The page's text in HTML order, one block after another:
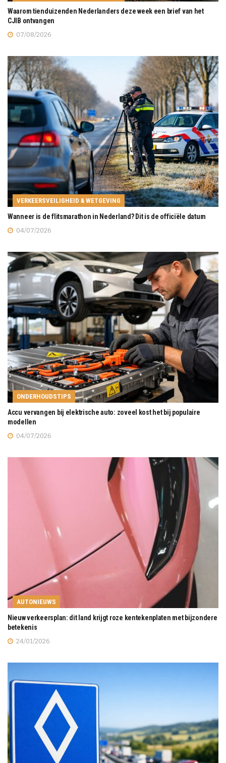
Waarom tienduizenden Nederlanders deze week een brief van het
CJIB ontvangen
07/08/2026
VERKEERSVEILIGHEID & WETGEVING
Wanneer is de flitsmarathon in Nederland? Dit is de officiële datum
04/07/2026
ONDERHOUDSTIPS
Accu vervangen bij elektrische auto: zoveel kost het bij populaire
modellen
04/07/2026
AUTONIEUWS
Nieuw verkeersplan: dit land krijgt roze kentekenplaten met bijzondere
betekenis
24/01/2026